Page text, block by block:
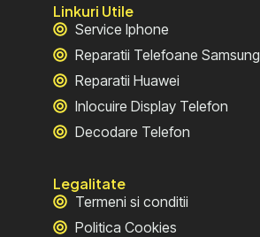
Linkuri Utile
Service Iphone
Reparatii Telefoane Samsung
Reparatii Huawei
Inlocuire Display Telefon
Decodare Telefon
Legalitate
Termeni si conditii
Politica Cookies